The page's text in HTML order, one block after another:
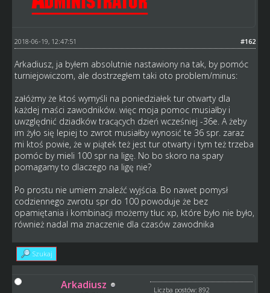
#162
2018-06-19, 12:47:51
Arkadiusz, ja byłem absolutnie nastawiony na tak, by pomóc
turniejowiczom, ale dostrzegłem taki oto problem/minus:
załóżmy że ktoś wymyśli na poniedziałek tur otwarty dla
każdej maści zawodników. więc moja pomoc musiałby i
uwzględnić dziadków tracących dzień wcześniej -36e. A żeby
im żyło się lepiej to zwrot musiałby wynosić te 36 spr. zaraz
mi ktoś powie, że w piątek też jest tur otwarty i tym też trzeba
pomóc by mieli 100 spr na ligę. No bo skoro na spary
pomagamy to dlaczego na ligę nie?
Po prostu nie umiem znaleźć wyjścia. Bo nawet pomysł
codziennego zwrotu spr do 100 powoduje że bez
opamiętania i kombinacji możemy tłuc xp, które było nie było,
również nadal ma znaczenie dla czasów zawodnika
Szukaj
Arkadiusz
Liczba postów: 892